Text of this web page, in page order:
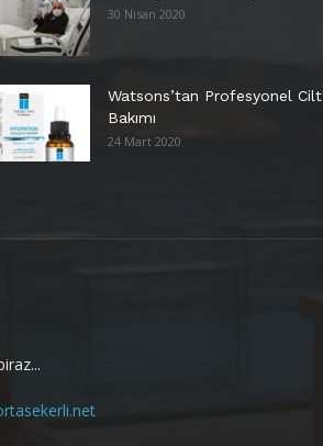
30 Nisan 2020
Watsons’tan Profesyonel Cilt
Bakımı
24 Mart 2020